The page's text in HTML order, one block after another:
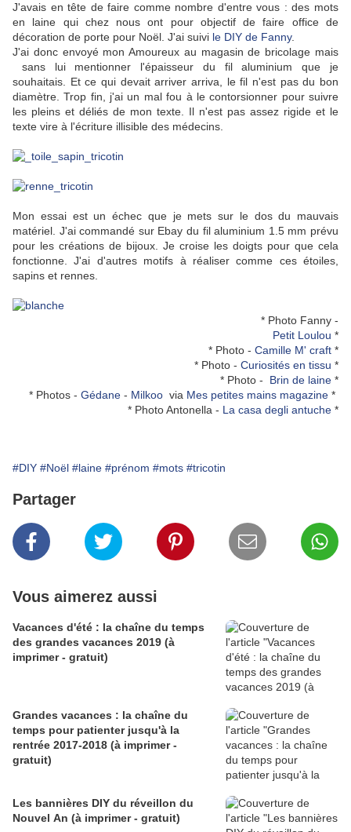
J'avais en tête de faire comme nombre d'entre vous : des mots
en laine qui chez nous ont pour objectif de faire office de
décoration de porte pour Noël. J'ai suivi le DIY de Fanny.
J'ai donc envoyé mon Amoureux au magasin de bricolage mais
sans lui mentionner l'épaisseur du fil aluminium que je
souhaitais. Et ce qui devait arriver arriva, le fil n'est pas du bon
diamètre. Trop fin, j'ai un mal fou à le contorsionner pour suivre
les pleins et déliés de mon texte. Il n'est pas assez rigide et le
texte vire à l'écriture illisible des médecins.
Mon essai est un échec que je mets sur le dos du mauvais
matériel. J'ai commandé sur Ebay du fil aluminium 1.5 mm prévu
pour les créations de bijoux. Je croise les doigts pour que cela
fonctionne. J'ai d'autres motifs à réaliser comme ces étoiles,
sapins et rennes.
* Photo Fanny -
Petit Loulou *
* Photo - Camille M' craft *
* Photo - Curiosités en tissu *
* Photo - Brin de laine *
* Photos - Gédane - Milkoo via Mes petites mains magazine *
* Photo Antonella - La casa degli antuche *
#DIY #Noël #laine #prénom #mots #tricotin
Partager
Vous aimerez aussi
Vacances d'été : la chaîne du temps
des grandes vacances 2019 (à
imprimer - gratuit)
Grandes vacances : la chaîne du
temps pour patienter jusqu'à la
rentrée 2017-2018 (à imprimer -
gratuit)
Les bannières DIY du réveillon du
Nouvel An (à imprimer - gratuit)